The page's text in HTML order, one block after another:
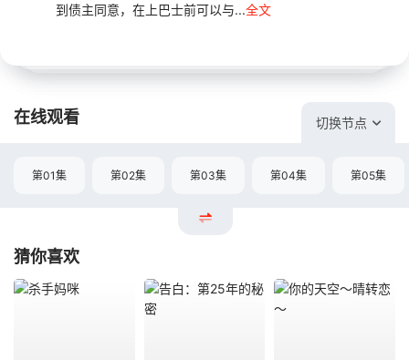
到债主同意，在上巴士前可以与...全文
在线观看 切换节点
第01集 第02集 第03集 第04集 第05集
猜你喜欢